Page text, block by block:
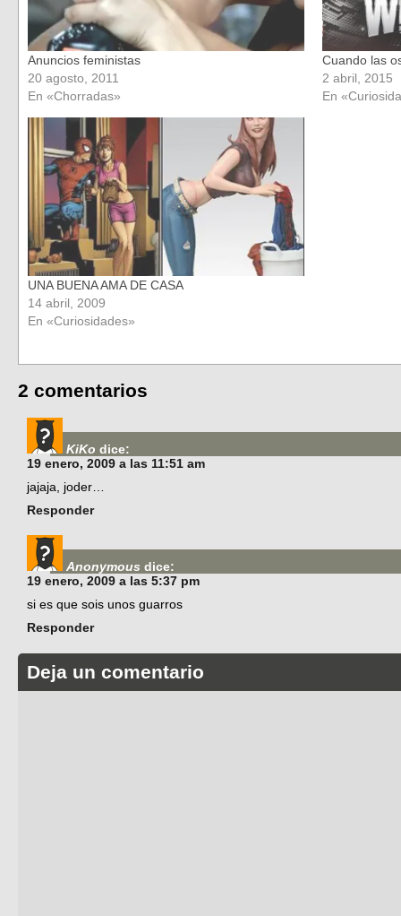
Anuncios feministas
20 agosto, 2011
En «Chorradas»
Cuando las
2 abril, 2015
En
UNA BUENA AMA DE CASA
14 abril, 2009
En «Curiosidades»
2 comentarios
KiKo dice:
19 enero, 2009 a las 11:51 am
jajaja, joder…
Responder
Anonymous dice:
19 enero, 2009 a las 5:37 pm
si es que sois unos guarros
Responder
Deja un comentario